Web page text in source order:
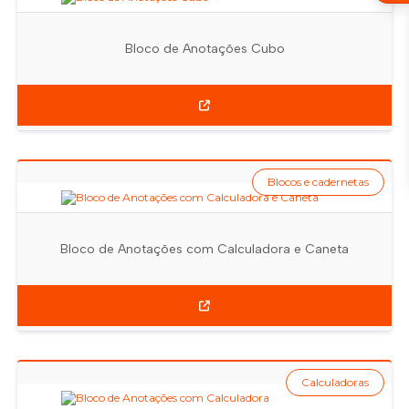
Bloco de Anotações Cubo
Bloco de Anotações com Calculadora e Caneta
Blocos e cadernetas
Calculadoras